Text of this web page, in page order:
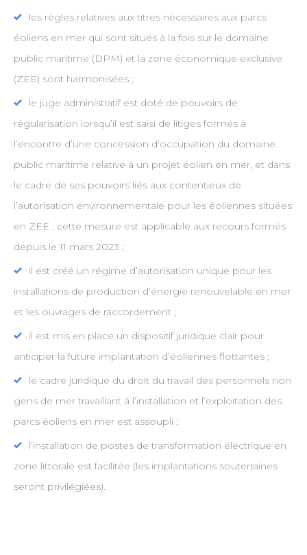
les règles relatives aux titres nécessaires aux parcs
éoliens en mer qui sont situés à la fois sur le domaine
public maritime (DPM) et la zone économique exclusive
(ZEE) sont harmonisées ;
le juge administratif est doté de pouvoirs de
régularisation lorsqu’il est saisi de litiges formés à
l’encontre d’une concession d’occupation du domaine
public maritime relative à un projet éolien en mer, et dans
le cadre de ses pouvoirs liés aux contentieux de
l’autorisation environnementale pour les éoliennes situées
en ZEE : cette mesure est applicable aux recours formés
depuis le 11 mars 2023 ;
il est créé un régime d’autorisation unique pour les
installations de production d’énergie renouvelable en mer
et les ouvrages de raccordement ;
il est mis en place un dispositif juridique clair pour
anticiper la future implantation d’éoliennes flottantes ;
le cadre juridique du droit du travail des personnels non
gens de mer travaillant à l’installation et l’exploitation des
parcs éoliens en mer est assoupli ;
l’installation de postes de transformation électrique en
zone littorale est facilitée (les implantations souterraines
seront privilégiées).